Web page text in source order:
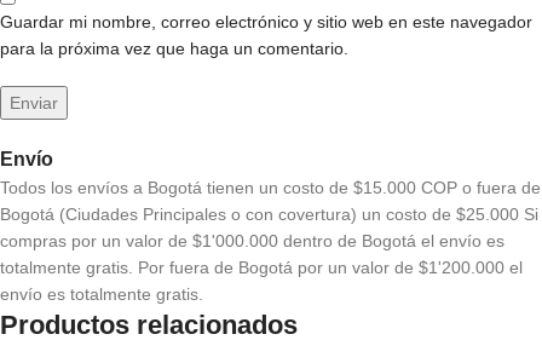
Guardar mi nombre, correo electrónico y sitio web en este navegador
para la próxima vez que haga un comentario.
Envío
Todos los envíos a Bogotá tienen un costo de $15.000 COP o fuera de
Bogotá (Ciudades Principales o con covertura) un costo de $25.000 Si
compras por un valor de $1'000.000 dentro de Bogotá el envío es
totalmente gratis. Por fuera de Bogotá por un valor de $1'200.000 el
envío es totalmente gratis.
Productos relacionados